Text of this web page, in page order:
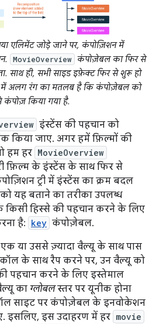
एलिमेंट जोड़े जाने पर, कंपोज़िशन में
MovieOverview कंपोज़ेबल का फिर से
साथ ही, सभी साइड इफ़ेक्ट फिर से शुरू हो
में अलग रंग का मतलब है कि कंपोज़ेबल को
कंपोज़ किया गया है.
इंस्टेंस की पहचान को
किया जाए. अगर हमें फ़िल्मों की
हम हर MovieOverview
फ़िल्म के इंस्टेंस के साथ फिर से
ट्री में इंस्टेंस का क्रम बदल
यह बताने का तरीका उपलब्ध
किसी हिस्से की पहचान करने के लिए
है: key कंपोज़ेबल.
या उससे ज़्यादा वैल्यू के साथ पास
के साथ रैप करने पर, उन वैल्यू को
पहचान करने के लिए इस्तेमाल
काग्लोबलस्तर पर यूनीक होना
साइट पर कंपोज़ेबल के इनवोकेशन
इसलिए, इस उदाहरण में हर movie